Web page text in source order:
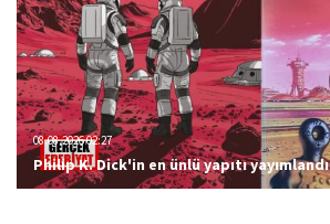
08.08.2026 02:27
Philip K. Dick'in en ünlü yapıtı yayımlandı